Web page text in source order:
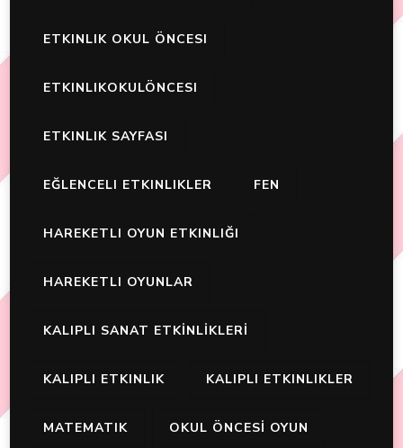
ETKINLIK OKUL ÖNCESI
ETKINLIKOKULÖNCESI
ETKINLIK SAYFASI
EĞLENCELI ETKINLIKLER FEN
HAREKETLI OYUN ETKINLIĞI
HAREKETLI OYUNLAR
KALIPLI SANAT ETKİNLİKLERİ
KALIPLI ETKINLIK KALIPLI ETKINLIKLER
MATEMATIK OKUL ÖNCESİ OYUN